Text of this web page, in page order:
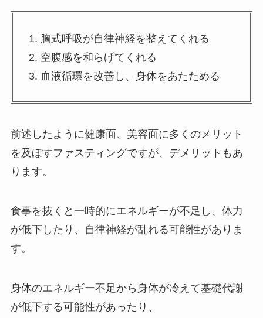
1. 胸式呼吸が自律神経を整えてくれる
2. 空腹感を和らげてくれる
3. 血液循環を改善し、身体をあたためる
前述したように健康面、美容面に多くのメリット
を及ぼすファスティングですが、デメリットもあ
ります。
食事を抜くと一時的にエネルギーが不足し、体力
が低下したり、自律神経が乱れる可能性がありま
す。
身体のエネルギー不足から身体が冷えて基礎代謝
が低下する可能性があったり、